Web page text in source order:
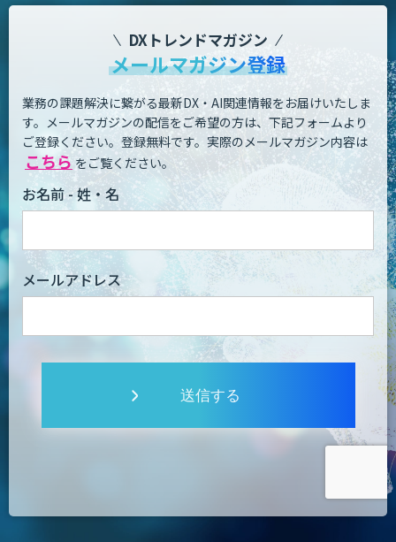
DXトレンドマガジン
メールマガジン登録
業務の課題解決に繋がる最新DX・AI関連情報をお届けいたしま
す。 メールマガジンの配信をご希望の方は、下記フォームより
ご登録ください。登録無料です。 実際のメールマガジン内容は
こちら をご覧ください。
お名前 - 姓・名
メールアドレス
送信する